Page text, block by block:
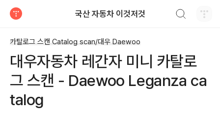
국산 자동차 이것저것
카탈로그 스캔 Catalog scan/대우 Daewoo
대우자동차 레간자 미니 카탈로
그 스캔 - Daewoo Leganza ca
talog